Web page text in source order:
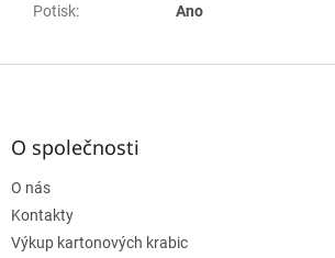
Potisk: Ano
Z
O společnosti
O nás
Kontakty
Výkup kartonových krabic